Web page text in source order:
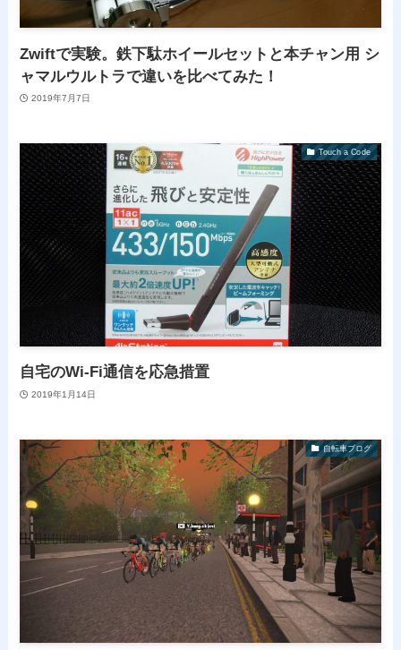
Zwiftで実験。鉄下駄ホイールセットと本チャン用 シ
ャマルウルトラで違いを比べてみた！
2019年7月7日
Touch a Code
自宅のWi-Fi通信を応急措置
2019年1月14日
自転車ブログ